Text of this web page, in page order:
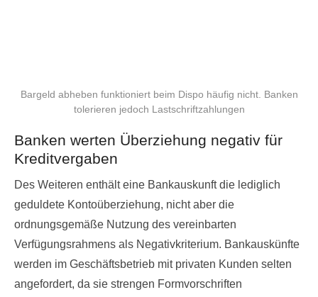
Bargeld abheben funktioniert beim Dispo häufig nicht. Banken
tolerieren jedoch Lastschriftzahlungen
Banken werten Überziehung negativ für
Kreditvergaben
Des Weiteren enthält eine Bankauskunft die lediglich
geduldete Kontoüberziehung, nicht aber die
ordnungsgemäße Nutzung des vereinbarten
Verfügungsrahmens als Negativkriterium. Bankauskünfte
werden im Geschäftsbetrieb mit privaten Kunden selten
angefordert, da sie strengen Formvorschriften